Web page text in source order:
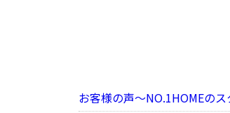
お客様の声～NO.1HOMEの